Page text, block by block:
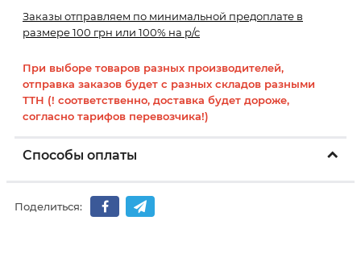
Заказы отправляем по минимальной предоплате в
размере 100 грн или 100% на р/с
При выборе товаров разных производителей,
отправка заказов будет с разных складов разными
ТТН (! соответственно, доставка будет дороже,
согласно тарифов перевозчика!)
Способы оплаты
Поделиться: